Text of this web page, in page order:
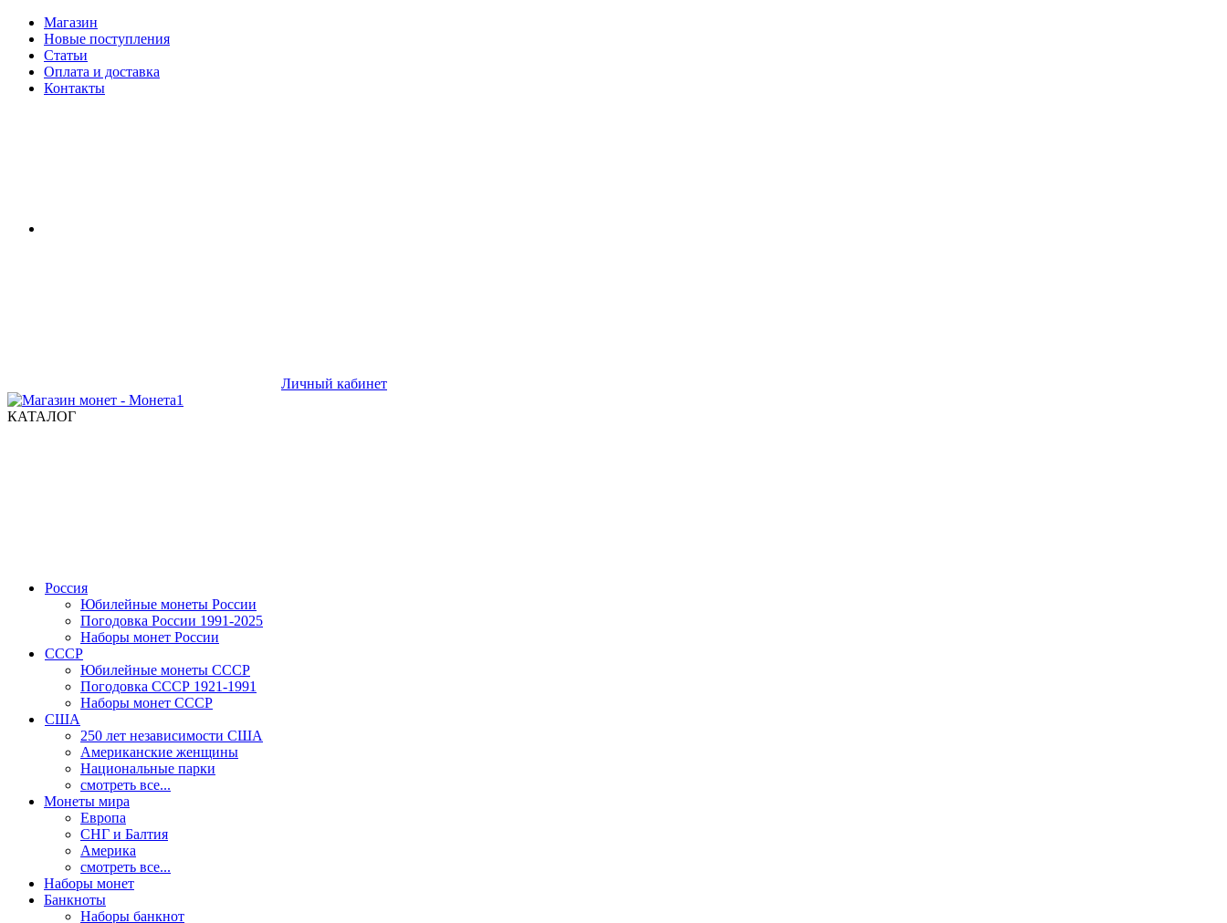
Магазин
Новые поступления
Статьи
Оплата и доставка
Контакты
Личный кабинет
КАТАЛОГ
Россия
Юбилейные монеты России
Погодовка России 1991-2025
Наборы монет России
СССР
Юбилейные монеты СССР
Погодовка СССР 1921-1991
Наборы монет СССР
США
250 лет независимости США
Американские женщины
Национальные парки
смотреть все...
Монеты мира
Европа
СНГ и Балтия
Америка
смотреть все...
Наборы монет
Банкноты
Наборы банкнот